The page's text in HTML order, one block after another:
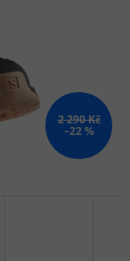
2 290 Kč
–22 %